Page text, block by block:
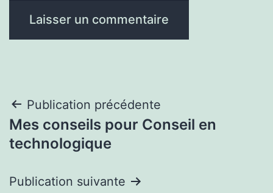
Navigation
de
Publication précédente
Mes conseils pour Conseil en
technologique
Publication suivante